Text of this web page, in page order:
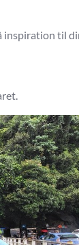
inspiration til